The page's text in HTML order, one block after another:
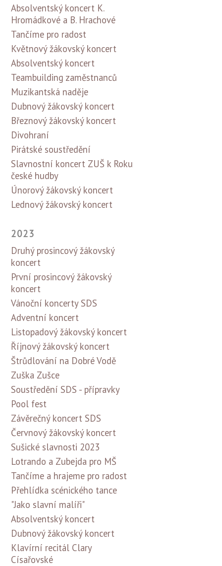
Absolventský koncert K.
Hromádkové a B. Hrachové
Tančíme pro radost
Květnový žákovský koncert
Absolventský koncert
Teambuilding zaměstnanců
Muzikantská naděje
Dubnový žákovský koncert
Březnový žákovský koncert
Divohraní
Pirátské soustředění
Slavnostní koncert ZUŠ k Roku
české hudby
Únorový žákovský koncert
Lednový žákovský koncert
2023
Druhý prosincový žákovský
koncert
První prosincový žákovský
koncert
Vánoční koncerty SDS
Adventní koncert
Listopadový žákovský koncert
Říjnový žákovský koncert
Štrůdlování na Dobré Vodě
Zuška Zušce
Soustředění SDS - přípravky
Pool fest
Závěrečný koncert SDS
Červnový žákovský koncert
Sušické slavnosti 2023
Lotrando a Zubejda pro MŠ
Tančíme a hrajeme pro radost
Přehlídka scénického tance
"Jako slavní malíři"
Absolventský koncert
Dubnový žákovský koncert
Klavírní recitál Clary
Císařovské